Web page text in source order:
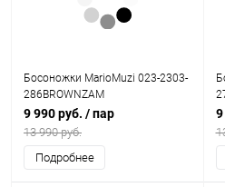
Босоножки MarioMuzi 023-2303-
286BROWNZAM
9 990 руб. / пар
13 990 руб.
Подробнее
9